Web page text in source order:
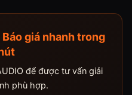
giá nhanh trong
để được tư vấn giải
phù hợp.